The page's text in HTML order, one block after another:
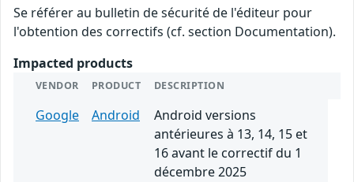
Se référer au bulletin de sécurité de l'éditeur pour
l'obtention des correctifs (cf. section Documentation).
Impacted products
VENDOR PRODUCT DESCRIPTION
Google Android
Android versions
antérieures à 13, 14, 15 et
16 avant le correctif du 1
décembre 2025